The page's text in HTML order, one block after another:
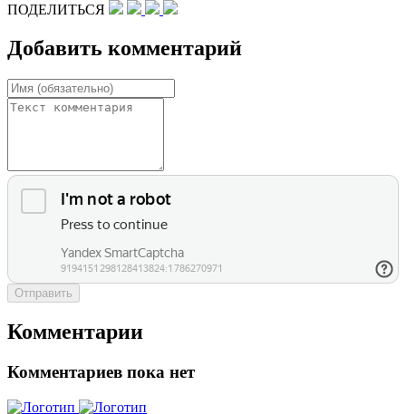
ПОДЕЛИТЬСЯ
Добавить комментарий
Отправить
Комментарии
Комментариев пока нет